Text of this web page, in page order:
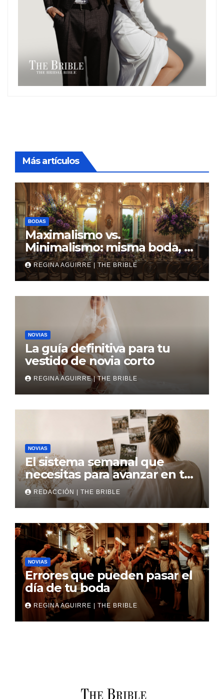
Más artículos
BODAS
Maximalismo vs.
Minimalismo: misma boda, al
revés
REGINA AGUIRRE | THE BRIBLE
NOVIAS
La guía definitiva para tu
vestido de novia corto
REGINA AGUIRRE | THE BRIBLE
NOVIAS
El sistema semanal que
necesitas para avanzar en tu
boda
REDACCIÓN | THE BRIBLE
NOVIAS
Errores que pueden pasar el
día de tu boda
REGINA AGUIRRE | THE BRIBLE